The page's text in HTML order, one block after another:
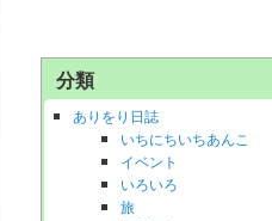
分類
ありをり日誌
いちにちいちあんこ
イベント
いろいろ
旅